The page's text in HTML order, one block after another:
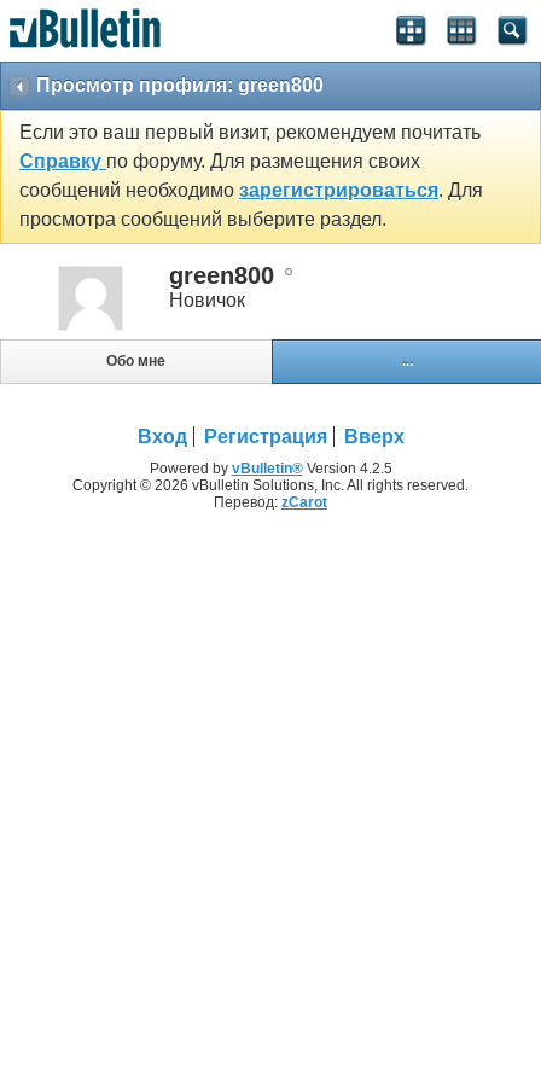
Просмотр профиля: green800
Если это ваш первый визит, рекомендуем почитать
Справку по форуму. Для размещения своих
сообщений необходимо зарегистрироваться. Для
просмотра сообщений выберите раздел.
green800
Новичок
Обо мне ...
Вход Регистрация Вверх
Powered by vBulletin®Version 4.2.5
Copyright © 2026 vBulletin Solutions, Inc. All rights reserved.
Перевод: zCarot